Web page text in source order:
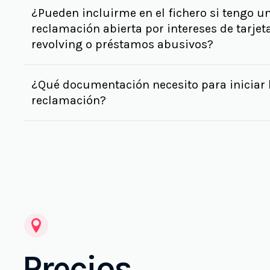
¿Pueden incluirme en el fichero si tengo
reclamación abierta por intereses de
revolving o préstamos abusivos?
¿Qué documentación necesito para iniciar
reclamación?